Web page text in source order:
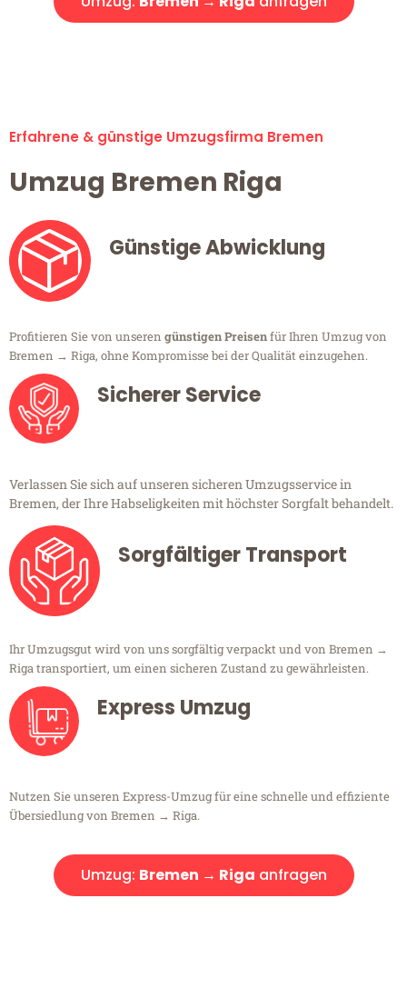
Erfahrene & günstige Umzugsfirma Bremen
Umzug Bremen Riga
Günstige Abwicklung
Profitieren Sie von unseren günstigen Preisenfür Ihren Umzug von
Bremen → Riga, ohne Kompromisse bei der Qualität einzugehen.
Sicherer Service
Verlassen Sie sich auf unseren sicheren Umzugsservice in
Bremen, der Ihre Habseligkeiten mit höchster Sorgfalt behandelt.
Sorgfältiger Transport
Ihr Umzugsgut wird von uns sorgfältig verpackt und von Bremen →
Riga transportiert, um einen sicheren Zustand zu gewährleisten.
Express Umzug
Nutzen Sie unseren Express-Umzug für eine schnelle und effiziente
Übersiedlung von Bremen → Riga.
Umzug: Bremen → Riga anfragen